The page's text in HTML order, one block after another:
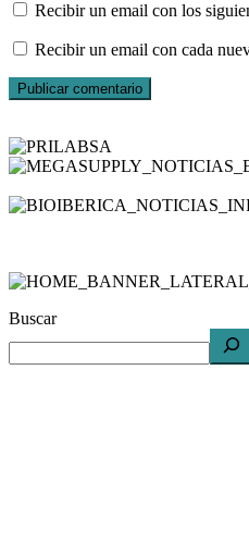
Recibir un email con los
Recibir un email con cada
Buscar